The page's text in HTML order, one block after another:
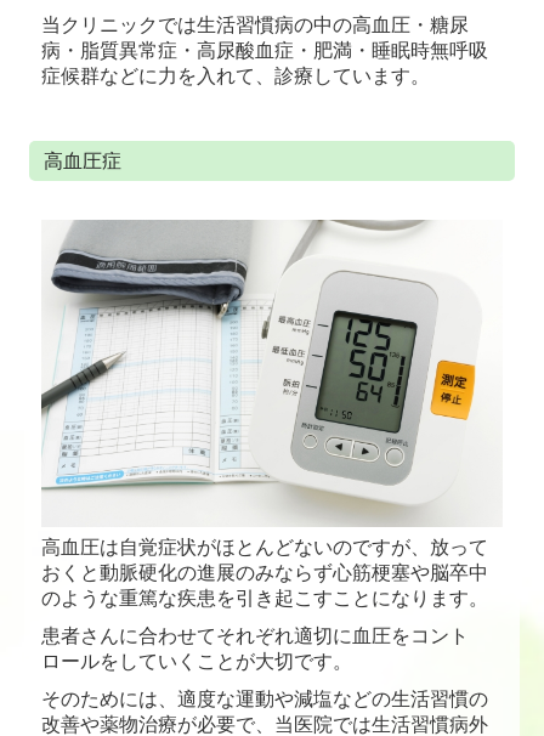
当クリニックでは生活習慣病の中の高血圧・糖尿
病・脂質異常症・高尿酸血症・肥満・睡眠時無呼吸
症候群などに力を入れて、診療しています。
高血圧症
高血圧は自覚症状がほとんどないのですが、放って
おくと動脈硬化の進展のみならず心筋梗塞や脳卒中
のような重篤な疾患を引き起こすことになります。
患者さんに合わせてそれぞれ適切に血圧をコント
ロールをしていくことが大切です。
そのためには、適度な運動や減塩などの生活習慣の
改善や薬物治療が必要で、当医院では生活習慣病外